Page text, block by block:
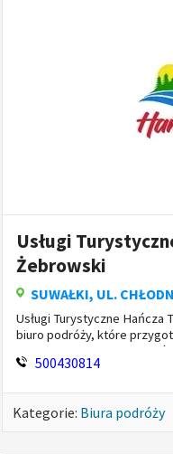
Usługi
Żebrowski
SUWAŁKI, UL.
Usługi Turystyczne Hańcza
biuro podróży, które
dopasowane do oczekiwań
wyci...500430814
Kategorie: Biura podróży